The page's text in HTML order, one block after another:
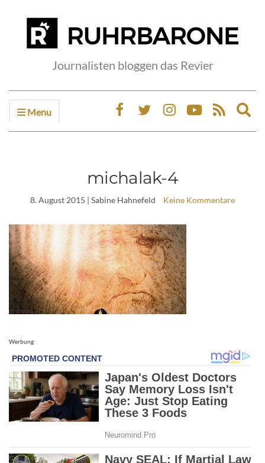
Journalisten bloggen das Revier
Menu
michalak-4
8. August 2015 | Sabine Hahnefeld Keine Kommentare
Werbung